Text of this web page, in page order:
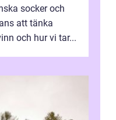
socker och
att tänka
och hur vi tar...